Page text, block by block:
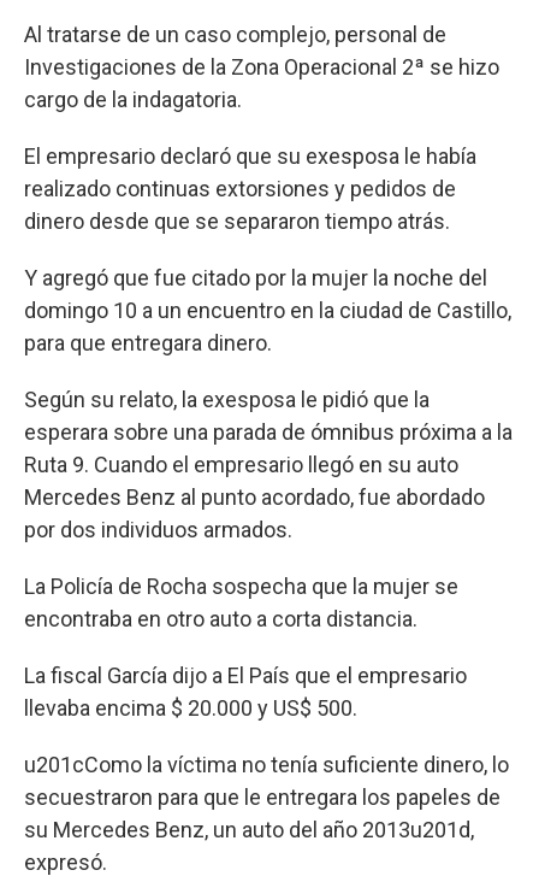
Al tratarse de un caso complejo, personal de
Investigaciones de la Zona Operacional 2ª se hizo
cargo de la indagatoria.
El empresario declaró que su exesposa le había
realizado continuas extorsiones y pedidos de
dinero desde que se separaron tiempo atrás.
Y agregó que fue citado por la mujer la noche del
domingo 10 a un encuentro en la ciudad de Castillo,
para que entregara dinero.
Según su relato, la exesposa le pidió que la
esperara sobre una parada de ómnibus próxima a la
Ruta 9. Cuando el empresario llegó en su auto
Mercedes Benz al punto acordado, fue abordado
por dos individuos armados.
La Policía de Rocha sospecha que la mujer se
encontraba en otro auto a corta distancia.
La fiscal García dijo a El País que el empresario
llevaba encima $ 20.000 y US$ 500.
u201cComo la víctima no tenía suficiente dinero, lo
secuestraron para que le entregara los papeles de
su Mercedes Benz, un auto del año 2013u201d,
expresó.